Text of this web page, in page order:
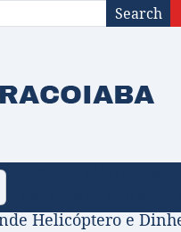
Search
31/07/2026
de Jilmar Tatto
Helicóptero e